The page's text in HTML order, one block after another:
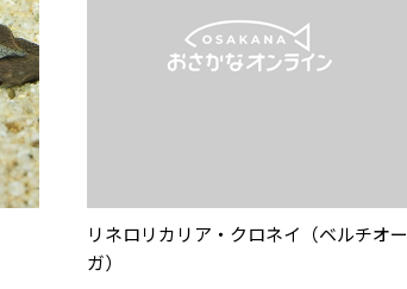
リネロリカリア・クロネイ（ベルチオー
ガ）